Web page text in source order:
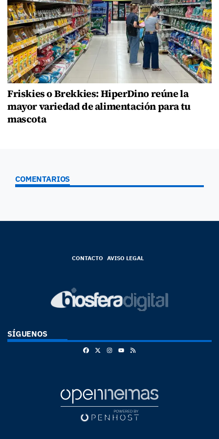
Friskies o Brekkies: HiperDino reúne la
mayor variedad de alimentación para tu
mascota
COMENTARIOS
CONTACTO AVISO LEGAL
SÍGUENOS
FacebookInstagram